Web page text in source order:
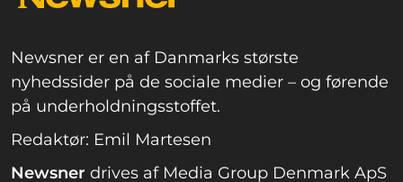
Newsner er en af Danmarks største
nyhedssider på de sociale medier – og førende
på underholdningsstoffet.
Redaktør: Emil Martesen
Newsner drives af Media Group Denmark ApS